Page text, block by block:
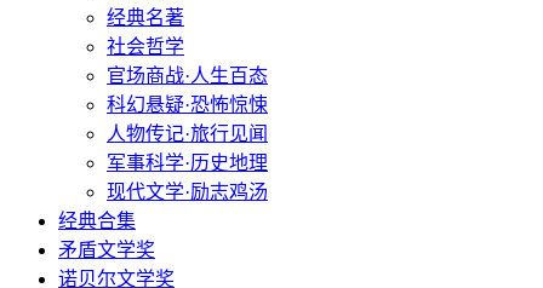
经典名著
社会哲学
官场商战·人生百态
科幻悬疑·恐怖惊悚
人物传记·旅行见闻
军事科学·历史地理
现代文学·励志鸡汤
经典合集
矛盾文学奖
诺贝尔文学奖